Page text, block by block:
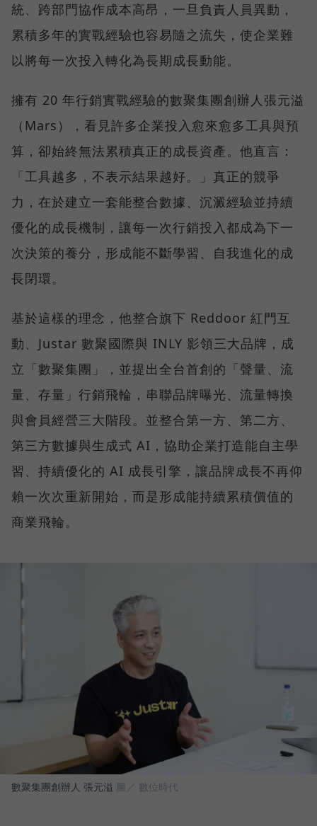
統、跨部門協作成本高昂，一旦負責人員異動，
累積多年的實戰經驗也容易隨之流失，使企業難
以將每一次投入轉化為長期成長動能。
擁有 20 年行銷實戰經驗的數聚集團創辦人張元溢
（Mars），看見許多企業投入愈來愈多工具與預
算，卻始終無法累積真正的成長資產。他直言：
「工具越多，不表示結果越好。」真正的競爭
力，在於建立一套能整合數據、沉澱經驗並持續
優化的成長機制，讓每一次行銷投入都成為下一
次決策的養分，形成能不斷學習、自我進化的成
長閉環。
基於這樣的理念，他整合旗下 Reddoor 紅門互
動、Justar 數聚國際與 INLY 影領三大品牌，成
立「數聚集團」，並提出全台首創的「聲量、流
量、存量」行銷飛輪，串聯品牌曝光、流量轉換
與會員經營三大階段。並整合第一方、第二方、
第三方數據與生成式 AI，協助企業打造能自主學
習、持續優化的 AI 成長引擎，讓品牌成長不再仰
賴一次次重新開始，而是形成能持續累積價值的
商業飛輪。
數聚集團創辦人 張元溢 圖／ 數位時代